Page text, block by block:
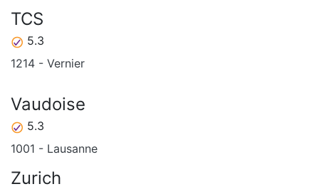
TCS
5.3
1214 - Vernier
Vaudoise
5.3
1001 - Lausanne
Zurich